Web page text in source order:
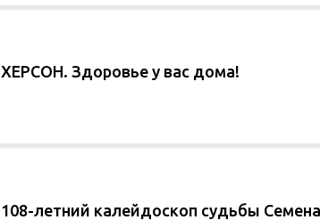
ХЕРСОН. Здоровье у вас дома!
108-летний калейдоскоп судьбы